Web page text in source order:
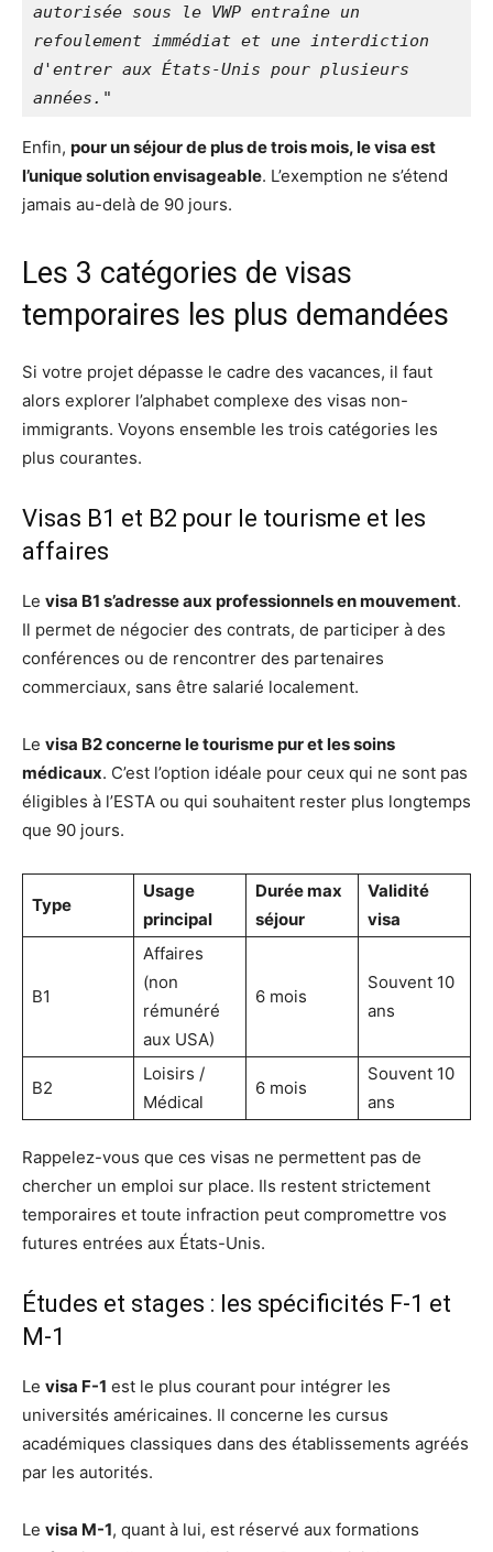
autorisée sous le VWP entraîne un
refoulement immédiat et une interdiction
d'entrer aux États-Unis pour plusieurs
années."
Enfin, pour un séjour de plus de trois mois, le visa est
l’unique solution envisageable. L’exemption ne s’étend
jamais au-delà de 90 jours.
Les 3 catégories de visas
temporaires les plus demandées
Si votre projet dépasse le cadre des vacances, il faut
alors explorer l’alphabet complexe des visas non-
immigrants. Voyons ensemble les trois catégories les
plus courantes.
Visas B1 et B2 pour le tourisme et les
affaires
Le visa B1 s’adresse aux professionnels en mouvement.
Il permet de négocier des contrats, de participer à des
conférences ou de rencontrer des partenaires
commerciaux, sans être salarié localement.
Le visa B2 concerne le tourisme pur et les soins
médicaux. C’est l’option idéale pour ceux qui ne sont pas
éligibles à l’ESTA ou qui souhaitent rester plus longtemps
que 90 jours.
Type
Usage
principal
Durée max
séjour
Validité
visa
B1
Affaires
(non
rémunéré
aux USA)
6 mois
Souvent 10
ans
B2
Loisirs /
Médical
6 mois
Souvent 10
ans
Rappelez-vous que ces visas ne permettent pas de
chercher un emploi sur place. Ils restent strictement
temporaires et toute infraction peut compromettre vos
futures entrées aux États-Unis.
Études et stages : les spécificités F-1 et
M-1
Le visa F-1 est le plus courant pour intégrer les
universités américaines. Il concerne les cursus
académiques classiques dans des établissements agréés
par les autorités.
Le visa M-1, quant à lui, est réservé aux formations